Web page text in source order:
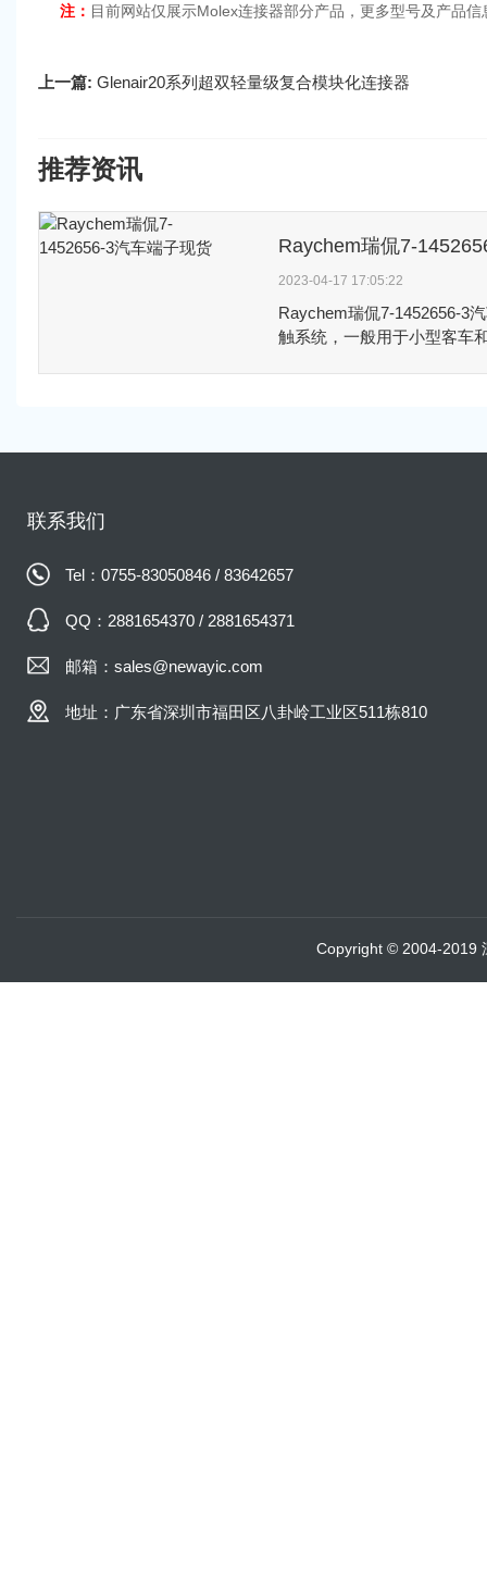
注： 目前网站仅展示Molex连接器部分产品，更多型号及产品信
上一篇: Glenair20系列超双轻量级复合模块化连接器
推荐资讯
2023-04-17 17:05:22
Raychem瑞侃​7-1452656-3
触系统，一般用于小型客车
联系我们
Tel：0755-83050846 / 83642657
QQ：2881654370 / 2881654371
邮箱：sales@newayic.com
地址：广东省深圳市福田区八卦岭工业区511栋810
Copyright © 2004-2019